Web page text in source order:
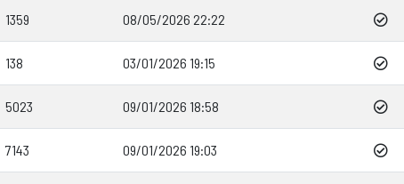
1359 08/05/2026 22:22
138 03/01/2026 19:15
5023 09/01/2026 18:58
7143 09/01/2026 19:03